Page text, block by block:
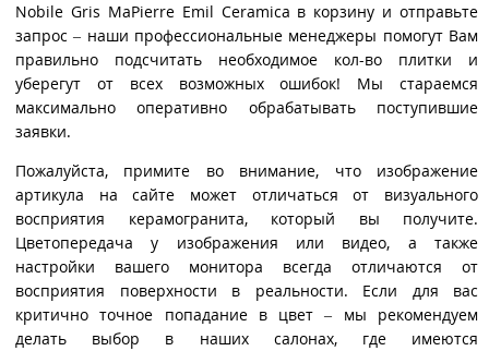
Nobile Gris MaPierre Emil Ceramica в корзину и отправьте
запрос – наши профессиональные менеджеры помогут Вам
правильно подсчитать необходимое кол-во плитки и
уберегут от всех возможных ошибок! Мы стараемся
максимально оперативно обрабатывать поступившие
заявки.
Пожалуйста, примите во внимание, что изображение
артикула на сайте может отличаться от визуального
восприятия керамогранита, который вы получите.
Цветопередача у изображения или видео, а также
настройки вашего монитора всегда отличаются от
восприятия поверхности в реальности. Если для вас
критично точное попадание в цвет – мы рекомендуем
делать выбор в наших салонах, где имеются